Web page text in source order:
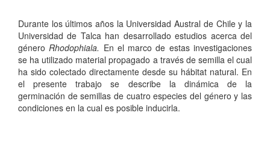
Durante los últimos años la Universidad Austral de Chile y la
Universidad de Talca han desarrollado estudios acerca del
género Rhodophiala. En el marco de estas investigaciones
se ha utilizado material propagado a través de semilla el cual
ha sido colectado directamente desde su hábitat natural. En
el presente trabajo se describe la dinámica de la
germinación de semillas de cuatro especies del género y las
condiciones en la cual es posible inducirla.